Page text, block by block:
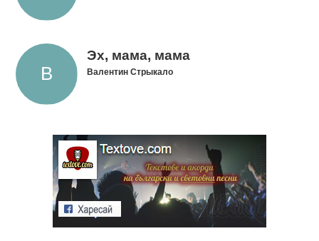
Эх, мама, мама
Валентин Стрыкало